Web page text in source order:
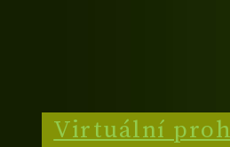
Virtuální